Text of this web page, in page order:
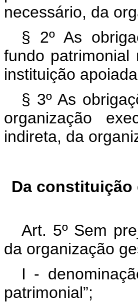
necessário, da
§ 2º As
fundo patrimonial
instituição
§ 3º As
organização
indireta, da
Da constituição
Art. 5º Sem
da organização
I -
patrimonial”;